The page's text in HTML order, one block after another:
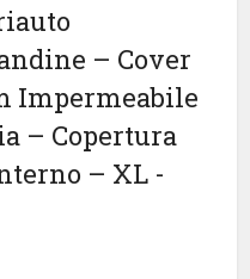
– Cover
Impermeabile
– Copertura
– XL -